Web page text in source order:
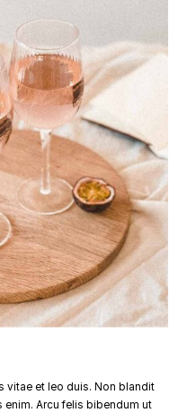
vitae et leo duis. Non blandit
enim. Arcu felis bibendum ut